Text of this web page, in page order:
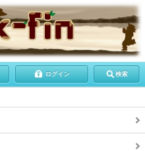
ログイン 検索